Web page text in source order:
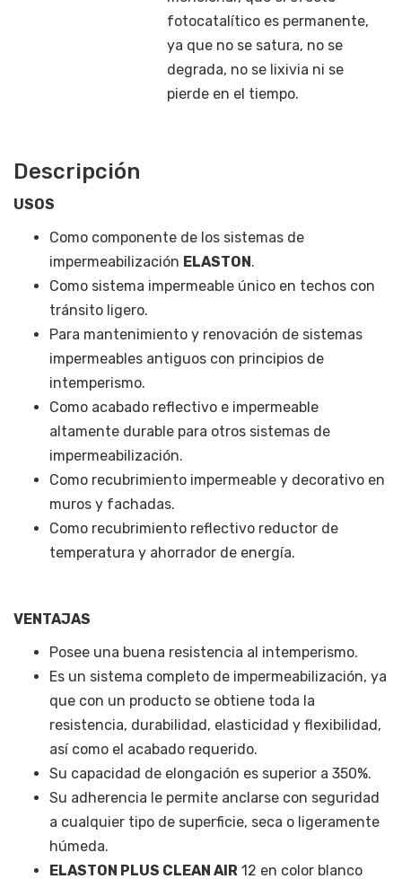
fotocatalítico es permanente,
ya que no se satura, no se
degrada, no se lixivia ni se
pierde en el tiempo.
Descripción
USOS
Como componente de los sistemas de
impermeabilización ELASTON.
Como sistema impermeable único en techos con
tránsito ligero.
Para mantenimiento y renovación de sistemas
impermeables antiguos con principios de
intemperismo.
Como acabado reflectivo e impermeable
altamente durable para otros sistemas de
impermeabilización.
Como recubrimiento impermeable y decorativo en
muros y fachadas.
Como recubrimiento reflectivo reductor de
temperatura y ahorrador de energía.
VENTAJAS
Posee una buena resistencia al intemperismo.
Es un sistema completo de impermeabilización, ya
que con un producto se obtiene toda la
resistencia, durabilidad, elasticidad y flexibilidad,
así como el acabado requerido.
Su capacidad de elongación es superior a 350%.
Su adherencia le permite anclarse con seguridad
a cualquier tipo de superficie, seca o ligeramente
húmeda.
ELASTON PLUS CLEAN AIR 12 en color blanco